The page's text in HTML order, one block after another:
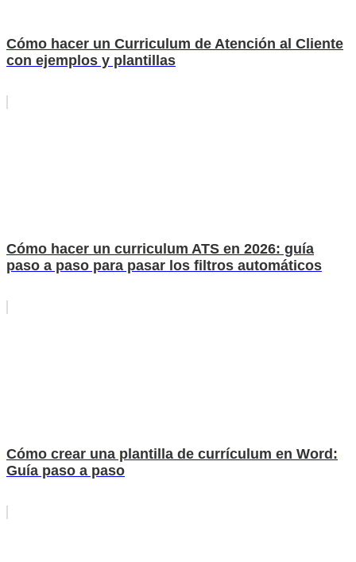
Cómo hacer un Curriculum de Atención al Cliente
con ejemplos y plantillas
Cómo hacer un curriculum ATS en 2026: guía
paso a paso para pasar los filtros automáticos
Cómo crear una plantilla de currículum en Word:
Guía paso a paso